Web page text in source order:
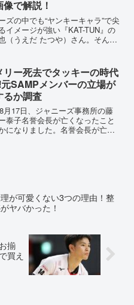
で解説！
ズの中でも“ヤンキーキャラ”で尖
イメージが強い『KAT-TUN』の
（うえだ たつや）さん。そんな
があります。そこで今回は、上
...
リー死去でタッキーの時代
SAMPメンバーの立場が
るか調査
月17日、ジャニーズ事務所の藤
泰子名誉会長が亡くなったこと
になりました。名誉会長が亡く
が可愛くない3つの理由！整
ヤバかった！
揃
買え